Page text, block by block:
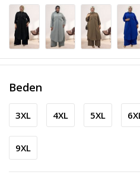
Beden
3XL 4XL 5XL
9XL